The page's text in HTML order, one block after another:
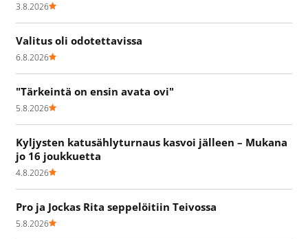
3.8.2026
Valitus oli odotettavissa
6.8.2026
"Tärkeintä on ensin avata ovi"
5.8.2026
Kyljysten katusählyturnaus kasvoi jälleen – Mukana
jo 16 joukkuetta
4.8.2026
Pro ja Jockas Rita seppelöitiin Teivossa
5.8.2026